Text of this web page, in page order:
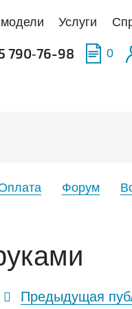
Услуги
790‑76-98 0
Форум
Предыдущая